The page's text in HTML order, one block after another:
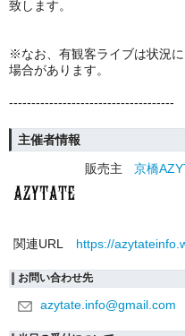
致します。
※なお、有観客ライブは状況
場合があります。
-------------------------------------
主催者情報
販売主
京橋
関連URL https://
お問い合わせ先
azytate.info@gmail.com